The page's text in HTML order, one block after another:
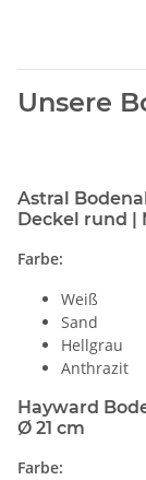
Unsere
Astral
Deckel rund |
Farbe:
Weiß
Sand
Hellgrau
Anthrazit
Hayward
Ø 21 cm
Farbe: